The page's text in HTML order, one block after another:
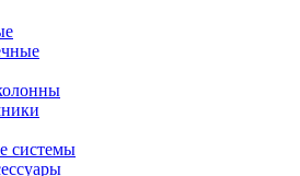
системы